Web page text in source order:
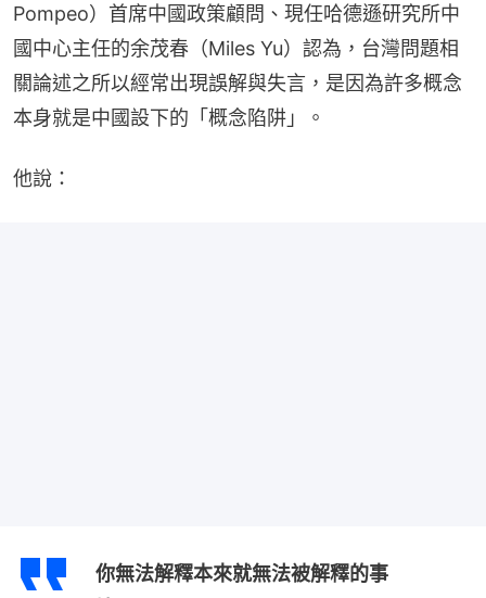
Pompeo）首席中國政策顧問、現任哈德遜研究所中
國中心主任的余茂春（Miles Yu）認為，台灣問題相
關論述之所以經常出現誤解與失言，是因為許多概念
本身就是中國設下的「概念陷阱」。
他說：
你無法解釋本來就無法被解釋的事